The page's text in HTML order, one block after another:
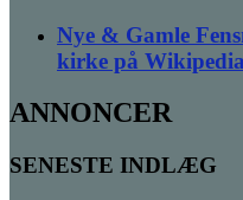
Nye & Gamle
kirke på Wikipedia
ANNONCER
SENESTE INDLÆG